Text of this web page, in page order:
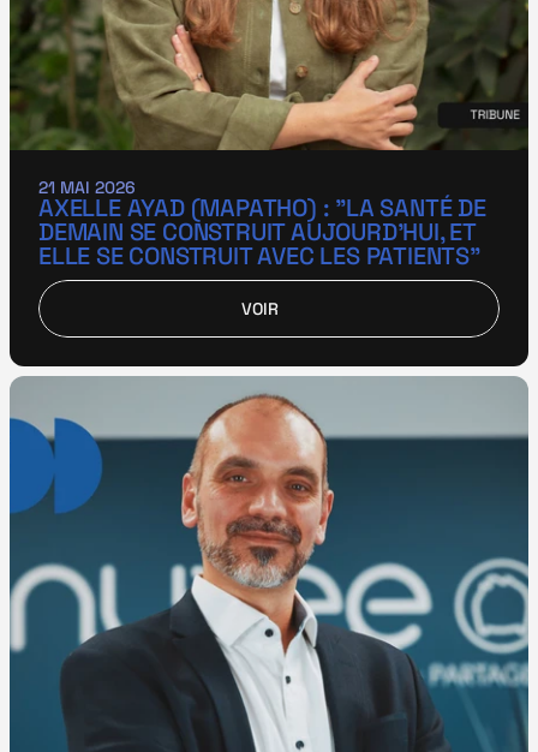
21 MAI 2026
AXELLE AYAD (MAPATHO) : "LA SANTÉ DE
DEMAIN SE CONSTRUIT AUJOURD’HUI, ET
ELLE SE CONSTRUIT AVEC LES PATIENTS"
VOIR